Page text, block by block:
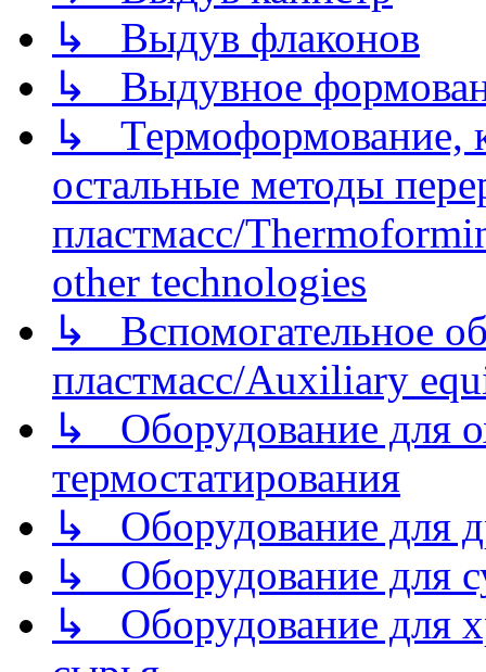
↳ Выдув флаконов
↳ Выдувное
↳ Термоформование,
остальные методы
пластмасс/
other technologies
↳ Вспомогательное
пластмасс/Auxiliary
↳ Оборудование для
термостатирования
↳ Оборудование для
↳ Оборудование для
↳ Оборудование для